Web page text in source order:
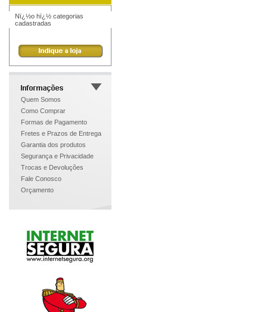
Nï¿½o hï¿½ categorias
cadastradas
Quem Somos
Como Comprar
Formas de Pagamento
Fretes e Prazos de Entrega
Garantia dos produtos
Segurança e Privacidade
Trocas e Devoluções
Fale Conosco
Orçamento